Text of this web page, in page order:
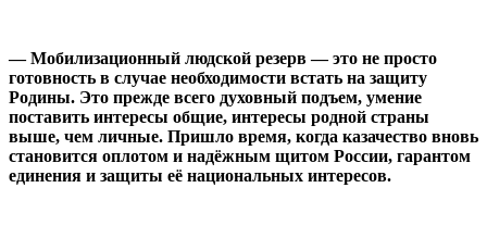
— Мобилизационный людской резерв — это не просто
готовность в случае необходимости встать на защиту
Родины. Это прежде всего духовный подъем, умение
поставить интересы общие, интересы родной страны
выше, чем личные. Пришло время, когда казачество вновь
становится оплотом и надёжным щитом России, гарантом
единения и защиты её национальных интересов.